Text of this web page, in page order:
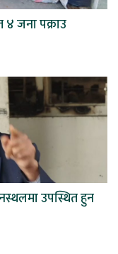
जना पक्राउ
उपस्थित हुन